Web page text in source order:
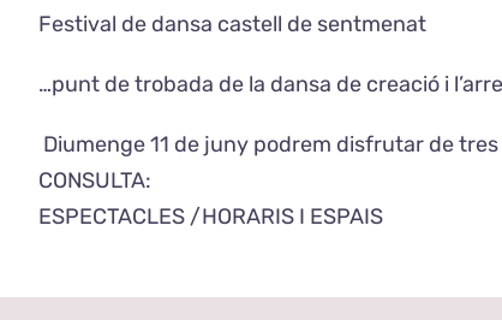
Festival de dansa castell de sentmenat
…punt de trobada de la dansa de creació i
Diumenge 11 de juny podrem disfrutar de
CONSULTA:
ESPECTACLES /HORARIS I ESPAIS